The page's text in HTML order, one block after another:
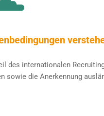
des internationalen
sowie die Anerkennung